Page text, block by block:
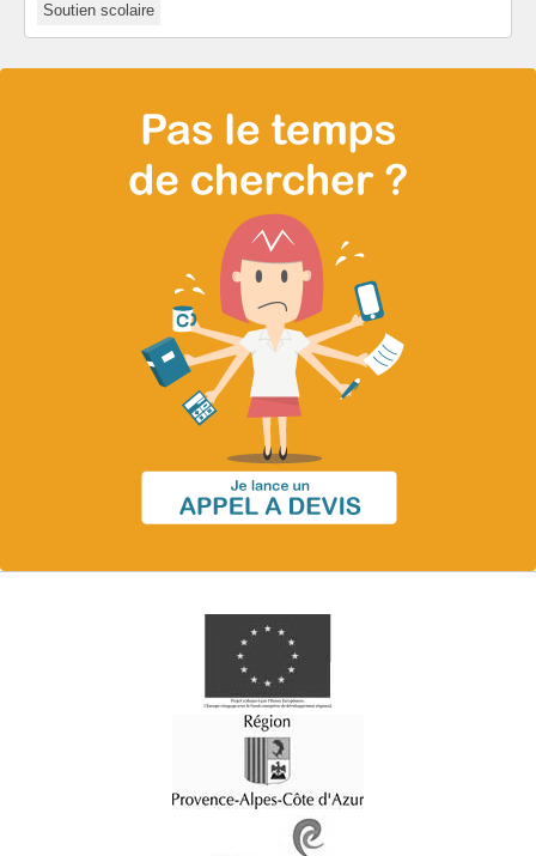
Soutien scolaire